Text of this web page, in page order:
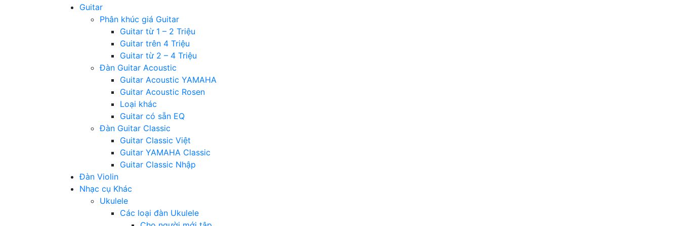
Guitar
Phân khúc giá Guitar
Guitar từ 1 – 2 Triệu
Guitar trên 4 Triệu
Guitar từ 2 – 4 Triệu
Đàn Guitar Acoustic
Guitar Acoustic YAMAHA
Guitar Acoustic Rosen
Loại khác
Guitar có sẵn EQ
Đàn Guitar Classic
Guitar Classic Việt
Guitar YAMAHA Classic
Guitar Classic Nhập
Đàn Violin
Nhạc cụ Khác
Ukulele
Các loại đàn Ukulele